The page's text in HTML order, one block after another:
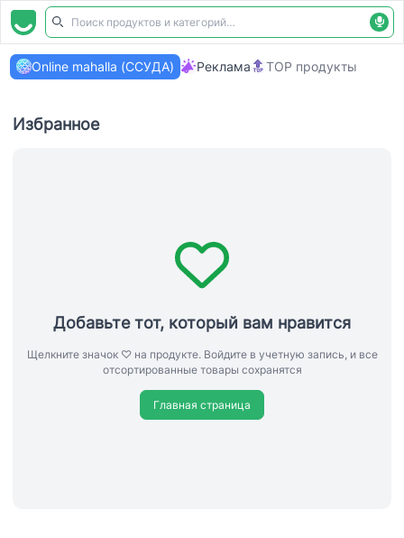
Online mahalla (ССУДА) Реклама TOP продукты
Избранное
Добавьте тот, который вам нравится
Щелкните значок ♡ на продукте. Войдите в учетную запись, и все
отсортированные товары сохранятся
Главная страница